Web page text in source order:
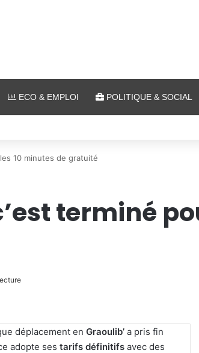
ECO & EMPLOI POLITIQUE & SOCIAL
semaine à Metz (31 juillet 2026)
10 minutes de gratuité
terminé
déplacement en Graoulib’ a pris fin
adopte ses tarifs définitifsavec des